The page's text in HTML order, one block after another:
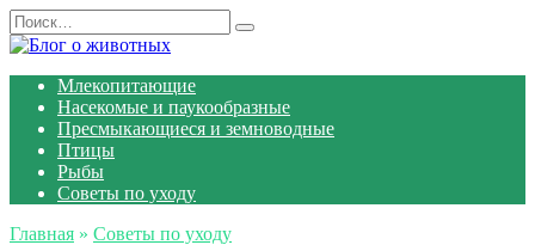
Перейти
к
Search
for:
Млекопитающие
Насекомые и паукообразные
Пресмыкающиеся и земноводные
Птицы
Рыбы
Советы по уходу
Главная » Советы по уходу